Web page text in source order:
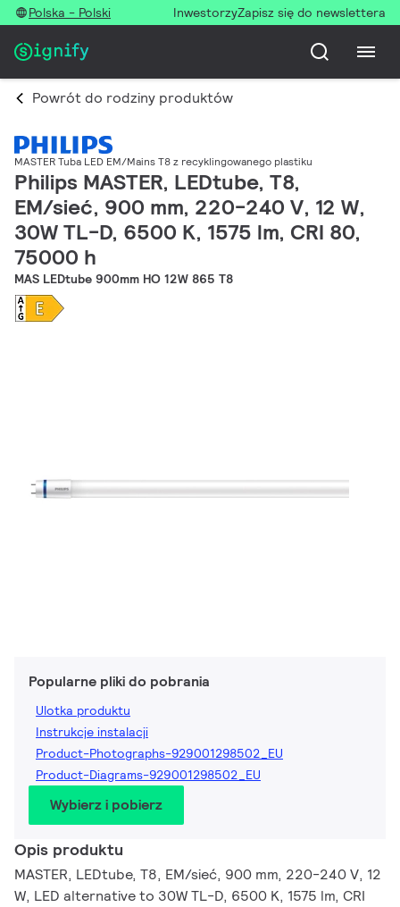
Polska - Polski InwestorzyZapisz się do newslettera
Powrót do rodziny produktów
MASTER Tuba LED EM/Mains T8 z recyklingowanego plastiku
Philips MASTER, LEDtube, T8,
EM/sieć, 900 mm, 220-240 V, 12 W,
30W TL-D, 6500 K, 1575 lm, CRI 80,
75000 h
MAS LEDtube 900mm HO 12W 865 T8
Popularne pliki do pobrania
Ulotka produktu
Instrukcje instalacji
Product-Photographs-929001298502_EU
Product-Diagrams-929001298502_EU
Wybierz i pobierz
Opis produktu
MASTER, LEDtube, T8, EM/sieć, 900 mm, 220-240 V, 12
W, LED alternative to 30W TL-D, 6500 K, 1575 lm, CRI